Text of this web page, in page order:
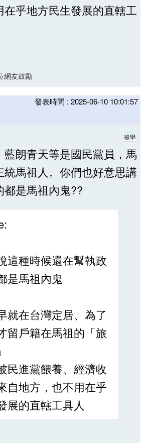
在乎地方民生發展的直轄工
網友鼓勵
發表時間 : 2025-06-10 10:01:57
藍朗青天等是國民黨員，馬
馬祖人。你們也好意思講
是馬祖內鬼??
這種時候還在幫執政
是馬祖內鬼
就在台灣定居、為了
留戶籍在馬祖的「旅
民進黨餵養、經濟收
自地方，也不用在乎
展的直轄工具人